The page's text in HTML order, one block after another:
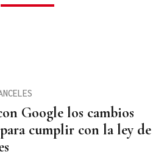
Google los cambios
cumplir con la ley de